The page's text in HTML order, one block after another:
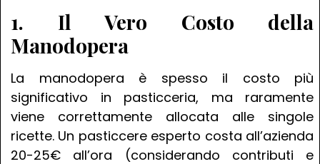
1. Il Vero Costo della
Manodopera
La manodopera è spesso il costo più
significativo in pasticceria, ma raramente
viene correttamente allocata alle singole
ricette. Un pasticcere esperto costa all’azienda
20-25€ all’ora (considerando contributi e